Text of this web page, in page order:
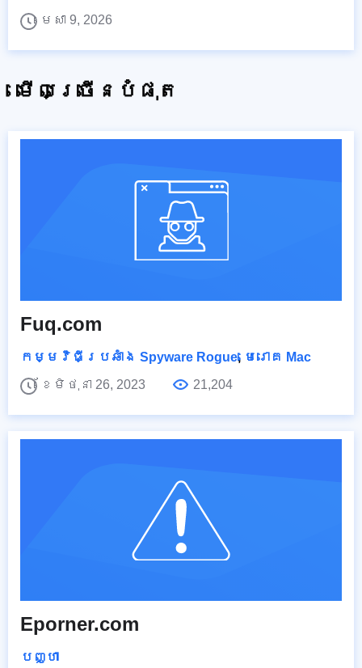
មេសា 9, 2026
មើលច្រើនបំផុត
Fuq.com
កម្មវិធីប្រឆាំង Spyware Rogue, មេរោគ Mac
ខែមិថុនា 26, 2023
21,204
Eporner.com
បញ្ហា